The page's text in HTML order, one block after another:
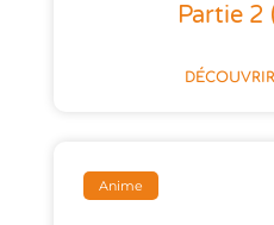
Partie 2
Anime